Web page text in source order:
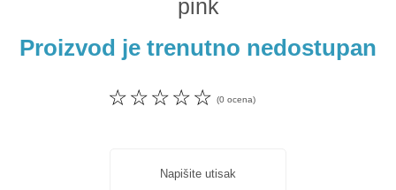
pink
Proizvod je trenutno nedostupan
☆
☆
☆
☆
☆ (0 ocena)
Napišite utisak